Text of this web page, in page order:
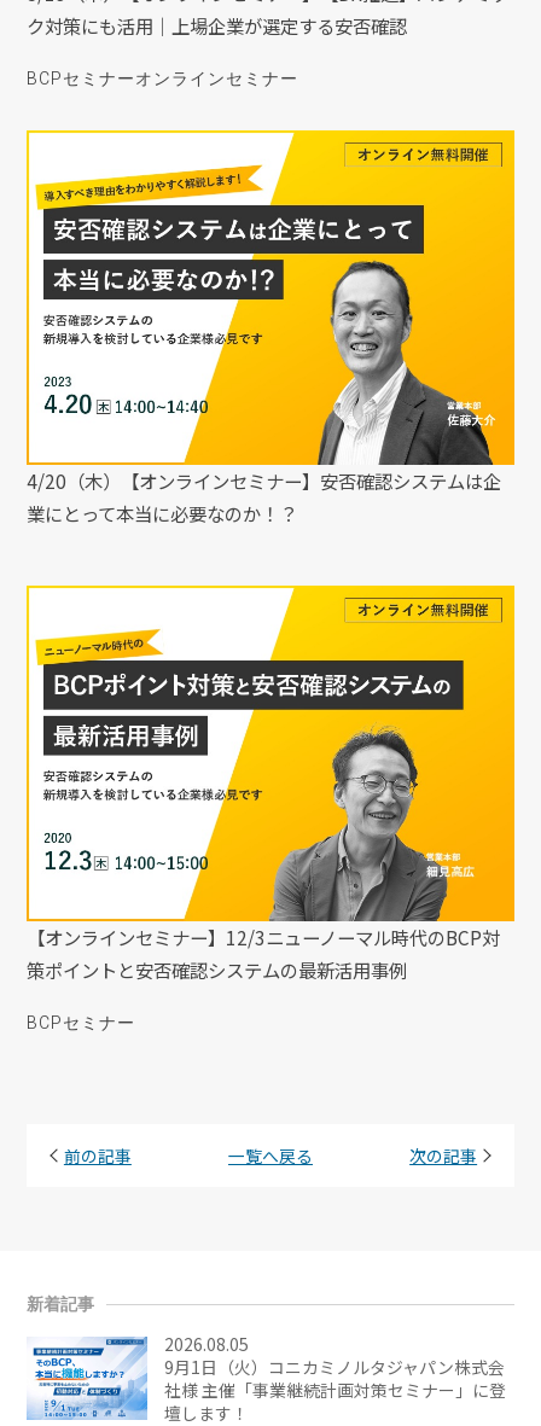
ク対策にも活用｜上場企業が選定する安否確認
BCPセミナーオンラインセミナー
4/20（木）【オンラインセミナー】安否確認システムは企
業にとって本当に必要なのか！？
【オンラインセミナー】12/3ニューノーマル時代のBCP対
策ポイントと安否確認システムの最新活用事例
BCPセミナー
前の記事 一覧へ戻る 次の記事
新着記事
2026.08.05
9月1日（火）コニカミノルタジャパン株式会
社様 主催「事業継続計画対策セミナー」に登
壇します！